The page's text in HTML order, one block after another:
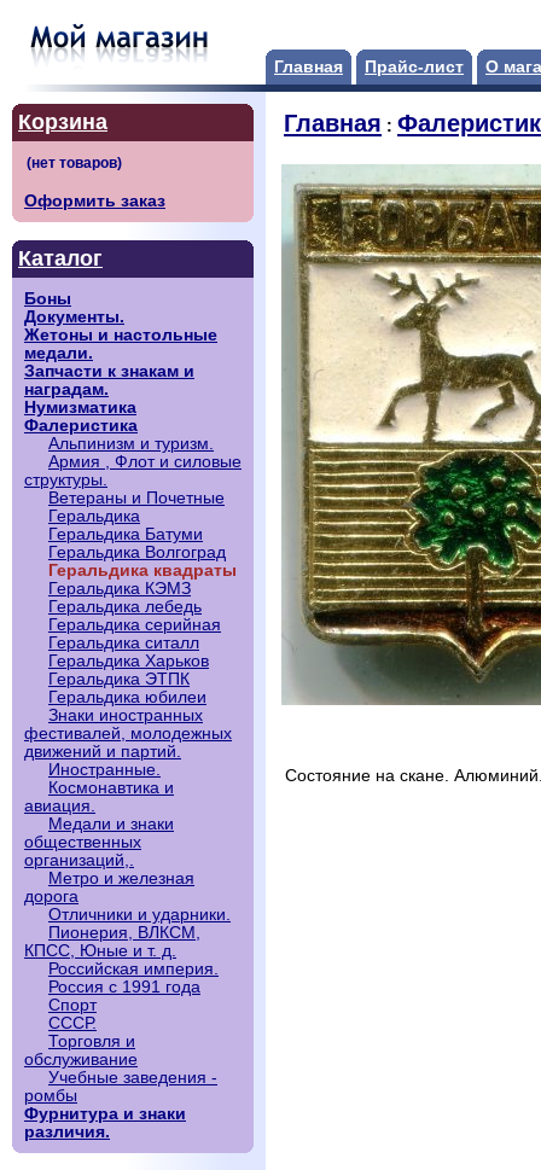
Главная Прайс-лист О
Корзина
Оформить заказ
Каталог
Боны
Документы.
Жетоны и настольные
медали.
Запчасти к знакам и
наградам.
Нумизматика
Фалеристика
Альпинизм и туризм.
Армия , Флот и силовые
структуры.
Ветераны и Почетные
Геральдика
Геральдика Батуми
Геральдика Волгоград
Геральдика квадраты
Геральдика КЭМЗ
Геральдика лебедь
Геральдика серийная
Геральдика ситалл
Геральдика Харьков
Геральдика ЭТПК
Геральдика юбилеи
Знаки иностранных
фестивалей, молодежных
движений и партий.
Иностранные.
Космонавтика и
авиация.
Медали и знаки
общественных
организаций,.
Метро и железная
дорога
Отличники и ударники.
Пионерия, ВЛКСМ,
КПСС, Юные и т. д.
Российская империя.
Россия с 1991 года
Спорт
СССР.
Торговля и
обслуживание
Учебные заведения -
ромбы
Фурнитура и знаки
различия.
Главная :
Состояние на скане.